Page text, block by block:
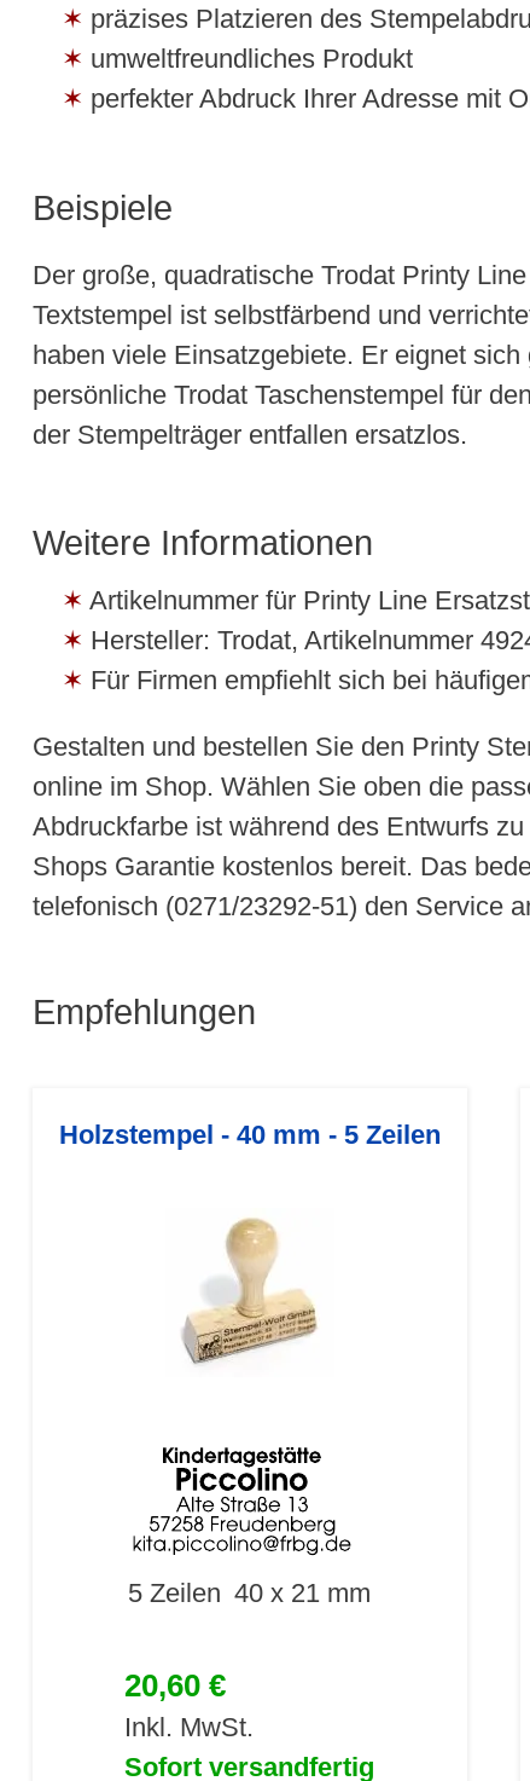
präzises Platzieren des
umweltfreundliches Produkt
perfekter Abdruck Ihrer Adresse mit
Beispiele
Der große, quadratische Trodat Printy
Textstempel ist selbstfärbend und
haben viele Einsatzgebiete. Er eignet
persönliche Trodat Taschenstempel für
der Stempelträger entfallen ersatzlos.
Weitere Informationen
Artikelnummer für Printy Line
Hersteller: Trodat, Artikelnummer
Für Firmen empfiehlt sich bei
Gestalten und bestellen Sie den Printy
online im Shop. Wählen Sie oben die
Abdruckfarbe ist während des Entwurfs
Shops Garantie kostenlos bereit. Das
telefonisch (0271/23292-51) den Service
Empfehlungen
Holzstempel - 40 mm - 5 Zeilen
5 Zeilen 40 x 21 mm
20,60 €
Inkl. MwSt.
Sofort versandfertig